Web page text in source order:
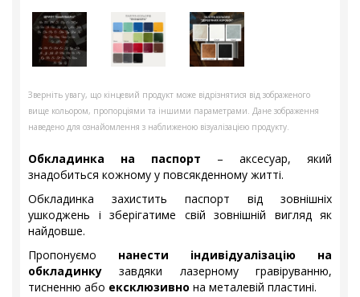
Зверніть увагу, що кінцевий продукт може відрізнятися від зображеного
вище кольором, пропорціями та іншими параметрами. Дане зображення
наведено для ознайомлення з наближеною візуалізацією продукту.
Обкладинка на паспорт – аксесуар, який
знадобиться кожному у повсякденному житті.
Обкладинка захистить паспорт від зовнішніх
ушкоджень і зберігатиме свій зовнішній вигляд як
найдовше.
Пропонуємо нанести індивідуалізацію на
обкладинку завдяки лазерному гравіруванню,
тисненню або ексклюзивно на металевій пластині.